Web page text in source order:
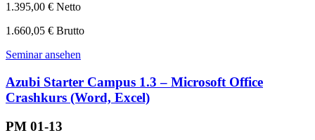
1.395,00 € Netto
1.660,05 € Brutto
Seminar ansehen
Azubi Starter Campus 1.3 – Microsoft Office
Crashkurs (Word, Excel)
PM 01-13